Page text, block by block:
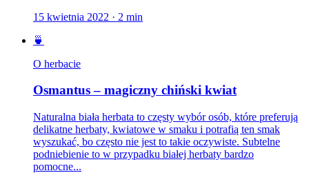
15 kwietnia 2022 · 2 min
🍵
O herbacie
Osmantus – magiczny chiński kwiat
Naturalna biała herbata to częsty wybór osób, które preferują
delikatne herbaty, kwiatowe w smaku i potrafią ten smak
wyszukać, bo często nie jest to takie oczywiste. Subtelne
podniebienie to w przypadku białej herbaty bardzo
pomocne...